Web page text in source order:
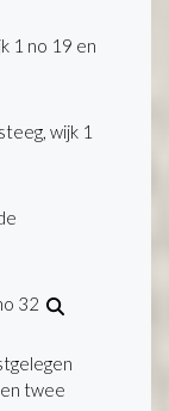
1 no 19 en
wijk 1
32
twee